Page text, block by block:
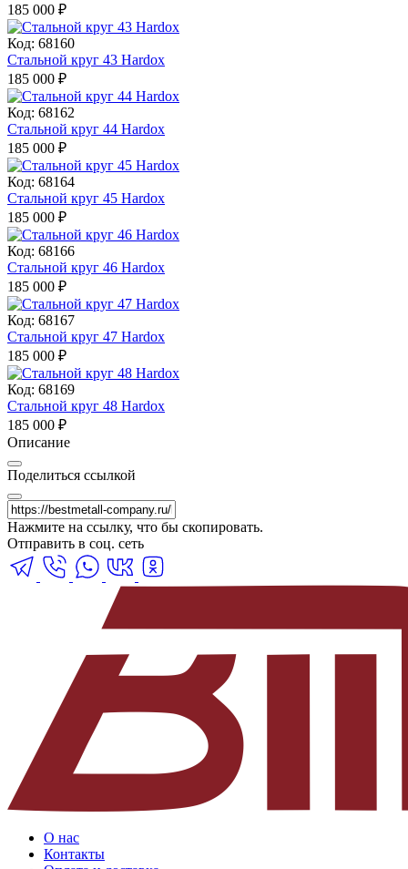
185 000 ₽
Код: 68160
Стальной круг 43 Hardox
185 000 ₽
Код: 68162
Стальной круг 44 Hardox
185 000 ₽
Код: 68164
Стальной круг 45 Hardox
185 000 ₽
Код: 68166
Стальной круг 46 Hardox
185 000 ₽
Код: 68167
Стальной круг 47 Hardox
185 000 ₽
Код: 68169
Стальной круг 48 Hardox
185 000 ₽
Описание
Поделиться ссылкой
Нажмите на ссылку, что бы скопировать.
Отправить в соц. сеть
О нас
Контакты